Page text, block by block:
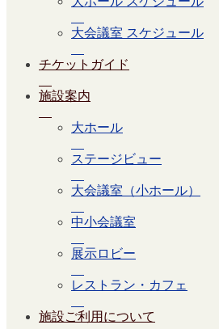
大会議室 スケジュール
チケットガイド
施設案内
大ホール
ステージビュー
大会議室（小ホール）
中小会議室
展示ロビー
レストラン・カフェ
施設ご利用について